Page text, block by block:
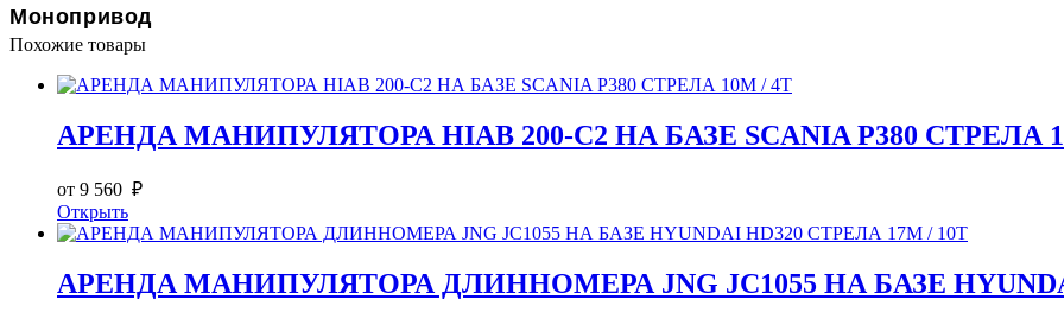
Монопривод
Похожие товары
АРЕНДА МАНИПУЛЯТОРА HIAB 200-C2 НА БАЗЕ SCANIA P380 СТРЕЛА
от 9 560 ₽
Открыть
АРЕНДА МАНИПУЛЯТОРА ДЛИННОМЕРА JNG JC1055 НА БАЗЕ